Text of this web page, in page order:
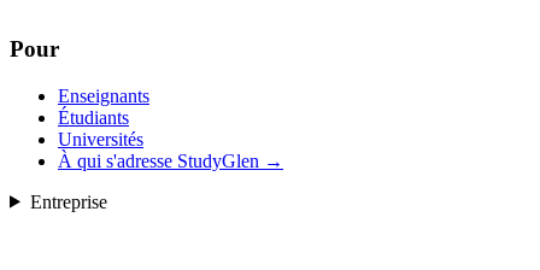
Pour
Enseignants
Étudiants
Universités
À qui s'adresse StudyGlen →
Entreprise